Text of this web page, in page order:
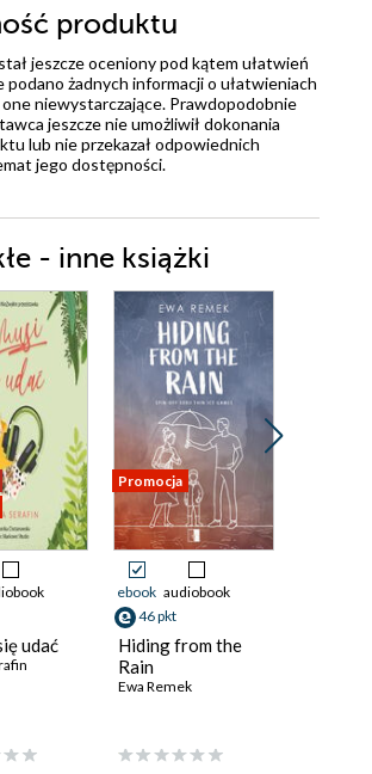
produktu
jeszcze oceniony pod kątem ułatwień
podano żadnych informacji o ułatwieniach
niewystarczające. Prawdopodobnie
jeszcze nie umożliwił dokonania
lub nie przekazał odpowiednich
jego dostępności.
- inne książki
udać
Promocja
ebook audiobook
46 pkt
Hiding from the
Rain
Ewa Remek